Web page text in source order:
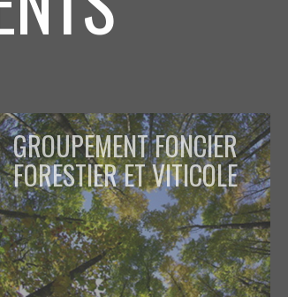
GROUPEMENT FONCIER
FORESTIER ET VITICOLE